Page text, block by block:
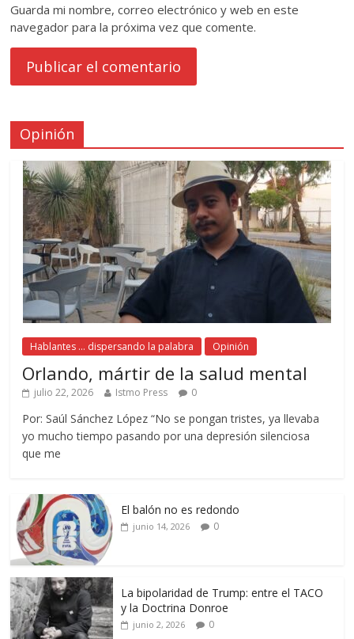
Guarda mi nombre, correo electrónico y web en este
navegador para la próxima vez que comente.
Opinión
Hablantes ... dispersando la palabra Opinión
Orlando, mártir de la salud mental
julio 22, 2026 Istmo Press 0
Por: Saúl Sánchez López “No se pongan tristes, ya llevaba
yo mucho tiempo pasando por una depresión silenciosa
que me
El balón no es redondo
junio 14, 2026 0
La bipolaridad de Trump: entre el TACO
y la Doctrina Donroe
junio 2, 2026 0